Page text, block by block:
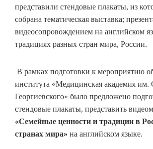
представили стендовые плакаты, из
собрана тематическая выставка;
видеосопровождением на английском
традициях разных стран мира, России.
В рамках подготовки к мероприятию
института «Медицинская академия им.
Георгиевского» было предложено
стендовые плакаты, представить
«Семейные ценности и традиции в
странах мира» на английском языке.